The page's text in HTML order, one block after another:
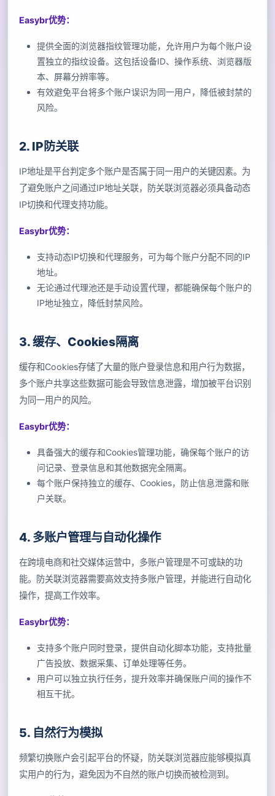
Easybr优势：
提供全面的浏览器指纹管理功能，允许用户为每个账户设
置独立的指纹设备。这包括设备ID、操作系统、浏览器版
本、屏幕分辨率等。
有效避免平台将多个账户误识为同一用户，降低被封禁的
风险。
2. IP防关联
IP地址是平台判定多个账户是否属于同一用户的关键因素。为
了避免账户之间通过IP地址关联，防关联浏览器必须具备动态
IP切换和代理支持功能。
Easybr优势：
支持动态IP切换和代理服务，可为每个账户分配不同的IP
地址。
无论通过代理池还是手动设置代理，都能确保每个账户的
IP地址独立，降低封禁风险。
3. 缓存、Cookies隔离
缓存和Cookies存储了大量的账户登录信息和用户行为数据，
多个账户共享这些数据可能会导致信息泄露，增加被平台识别
为同一用户的风险。
Easybr优势：
具备强大的缓存和Cookies管理功能，确保每个账户的访
问记录、登录信息和其他数据完全隔离。
每个账户保持独立的缓存、Cookies，防止信息泄露和账
户关联。
4. 多账户管理与自动化操作
在跨境电商和社交媒体运营中，多账户管理是不可或缺的功
能。防关联浏览器需要高效支持多账户管理，并能进行自动化
操作，提高工作效率。
Easybr优势：
支持多个账户同时登录，提供自动化脚本功能，支持批量
广告投放、数据采集、订单处理等任务。
用户可以独立执行任务，提升效率并确保账户间的操作不
相互干扰。
5. 自然行为模拟
频繁切换账户会引起平台的怀疑，防关联浏览器应能够模拟真
实用户的行为，避免因为不自然的账户切换而被检测到。